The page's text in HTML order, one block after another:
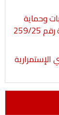
وحماية
25